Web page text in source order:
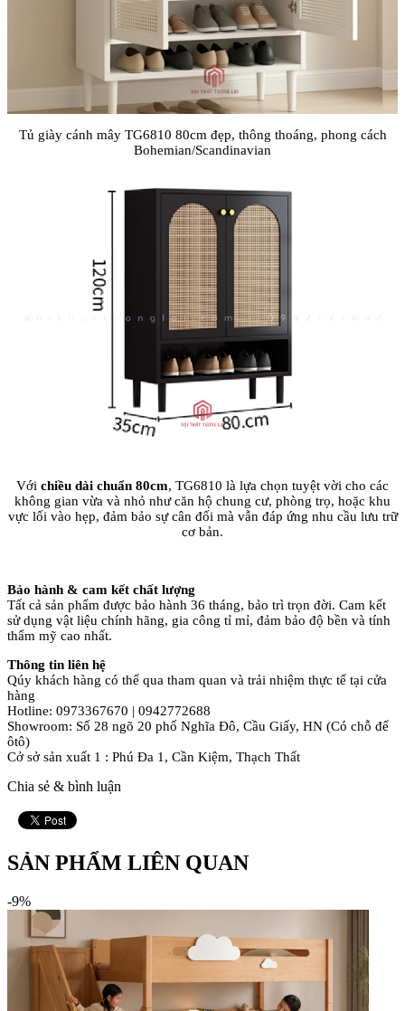
Tủ giày cánh mây TG6810 80cm đẹp, thông thoáng, phong cách
Bohemian/Scandinavian
Với chiều dài chuẩn 80cm, TG6810 là lựa chọn tuyệt vời cho các
không gian vừa và nhỏ như căn hộ chung cư, phòng trọ, hoặc khu
vực lối vào hẹp, đảm bảo sự cân đối mà vẫn đáp ứng nhu cầu lưu trữ
cơ bản.
Bảo hành & cam kết chất lượng
Tất cả sản phẩm được bảo hành 36 tháng, bảo trì trọn đời. Cam kết
sử dụng vật liệu chính hãng, gia công tỉ mỉ, đảm bảo độ bền và tính
thẩm mỹ cao nhất.
Thông tin liên hệ
Qúy khách hàng có thể qua tham quan và trải nhiệm thực tế tại cửa
hàng
Hotline: 0973367670 | 0942772688
Showroom: Số 28 ngõ 20 phố Nghĩa Đô, Cầu Giấy, HN (Có chỗ để
ôtô)
Cở sở sản xuất 1 : Phú Đa 1, Cần Kiệm, Thạch Thất
Chia sẻ & bình luận
SẢN PHẨM LIÊN QUAN
-9%